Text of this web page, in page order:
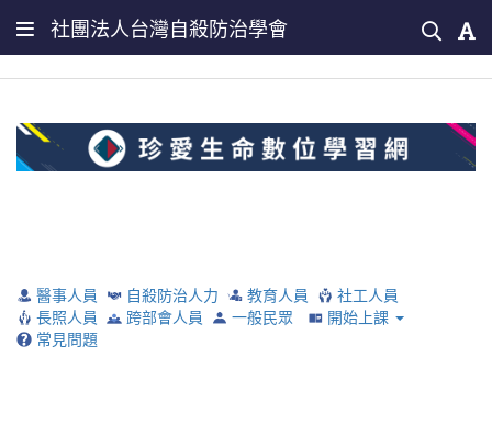
社團法人台灣自殺防治學會
醫事人員 自殺防治人力 教育人員
社工人員
長照人員
跨部會人員 一般民眾
開始上課
常見問題